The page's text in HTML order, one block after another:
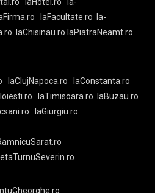
laFacultate.ro
la-
laChisinau.ro laPiatraNeamt.ro
laClujNapoca.ro
laConstanta.ro
laTimisoara.ro
laBuzau.ro
laGiurgiu.ro